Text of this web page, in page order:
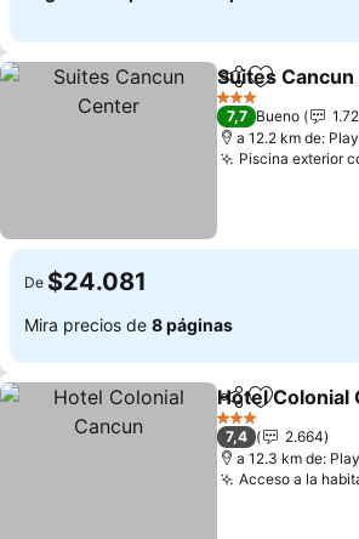
CompartirAgregar a
Suites
3 Estrellas
7,7 Bueno
a 12.2 km de:
Piscina exterior
De $24.081
Mira precios de 8 páginas
CompartirAgregar a
Hotel Colonial
3 Estrellas
7,4
2.664
a 12.3 km de:
Acceso a la